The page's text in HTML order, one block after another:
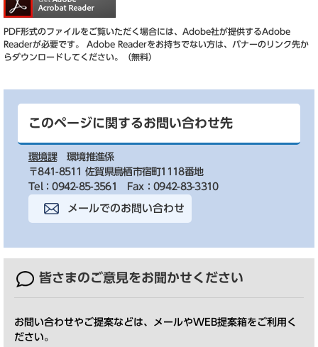
PDF形式のファイルをご覧いただく場合には、Adobe社が提供するAdobe
Readerが必要です。
Adobe Readerをお持ちでない方は、バナーのリンク先か
らダウンロードしてください。（無料）
このページに関するお問い合わせ先
環境課
環境推進係
〒841-8511 佐賀県鳥栖市宿町1118番地
Tel：0942-85-3561
Fax：0942-83-3310
メールでのお問い合わせ
皆さまのご意見をお聞かせください
お問い合わせやご提案などは、メールやWEB提案箱をご利用く
ださい。